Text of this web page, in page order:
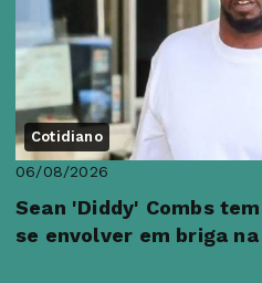
Cotidiano
06/08/2026
Sean 'Diddy' Combs
se envolver em briga